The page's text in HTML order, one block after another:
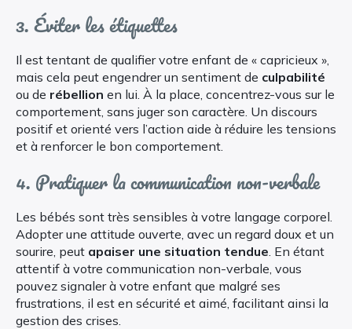
3. Éviter les étiquettes
Il est tentant de qualifier votre enfant de « capricieux »,
mais cela peut engendrer un sentiment de culpabilité
ou de rébellion en lui. À la place, concentrez-vous sur le
comportement, sans juger son caractère. Un discours
positif et orienté vers l’action aide à réduire les tensions
et à renforcer le bon comportement.
4. Pratiquer la communication non-verbale
Les bébés sont très sensibles à votre langage corporel.
Adopter une attitude ouverte, avec un regard doux et un
sourire, peut apaiser une situation tendue . En étant
attentif à votre communication non-verbale, vous
pouvez signaler à votre enfant que malgré ses
frustrations, il est en sécurité et aimé, facilitant ainsi la
gestion des crises.